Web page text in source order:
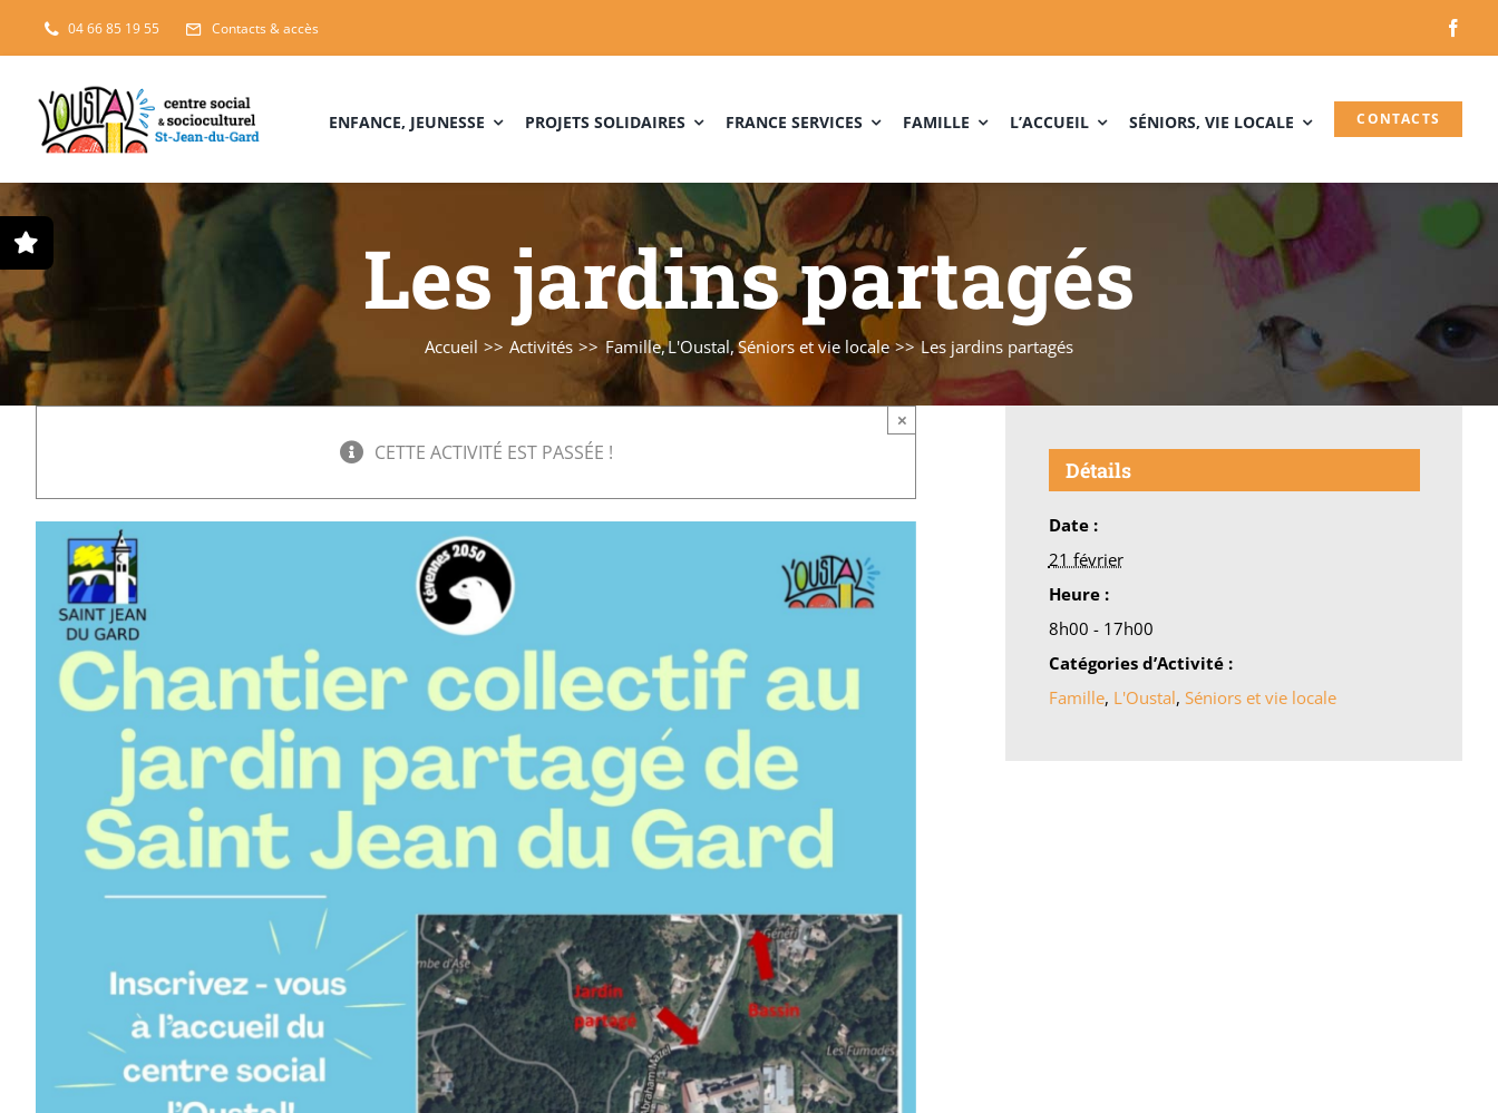
Passer
au
contenu
04 66 85 19 55 Contacts & accès
ENFANCE, JEUNESSE PROJETS SOLIDAIRES FRANCE SERVICES FAMILLE L’ACCUEIL SÉNIORS, VIE LOCALE CONTACTS
Les jardins partagés
Accueil Activités Famille L'Oustal Séniors et vie locale Les jardins partagés
CETTE ACTIVITÉ EST PASSÉE !
×
Détails
Date :
21 février
Heure :
8h00 - 17h00
Catégories d’Activité :
Famille, L'Oustal, Séniors et vie locale